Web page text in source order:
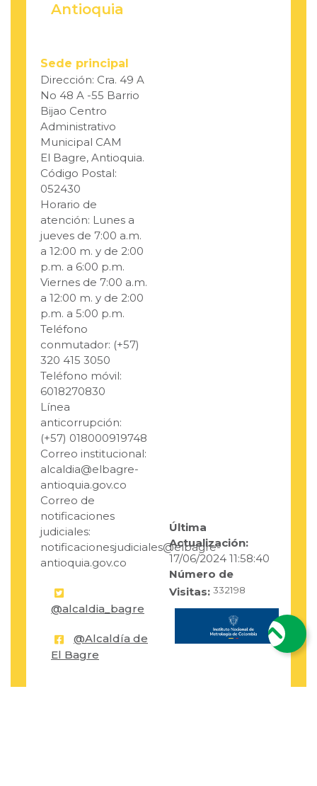
Antioquia
Sede principal
Dirección: Cra. 49 A
No 48 A -55 Barrio
Bijao Centro
Administrativo
Municipal CAM
El Bagre, Antioquia.
Código Postal:
052430
Horario de
atención: Lunes a
jueves de 7:00 a.m.
a 12:00 m. y de 2:00
p.m. a 6:00 p.m.
Viernes de 7:00 a.m.
a 12:00 m. y de 2:00
p.m. a 5:00 p.m.
Teléfono
conmutador: (+57)
320 415 3050
Teléfono móvil:
6018270830
Línea
anticorrupción:
(+57) 018000919748
Correo institucional:
alcaldia@elbagre-
antioquia.gov.co
Correo de
notificaciones
judiciales:
notificacionesjudiciales@elbagre-
antioquia.gov.co
@alcaldia_bagre
@Alcaldía de
El Bagre
Última
Actualización:
17/06/2024 11:58:40
Número de
Visitas: 332198